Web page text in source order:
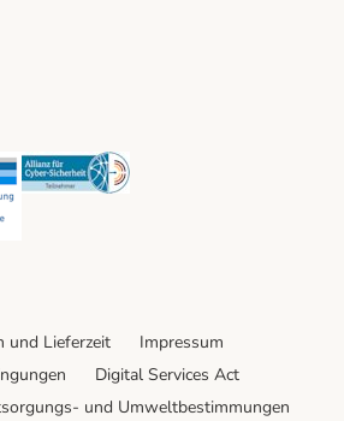
Security Security
und Lieferzeit
Impressum
Digital Services Act
und Umweltbestimmungen